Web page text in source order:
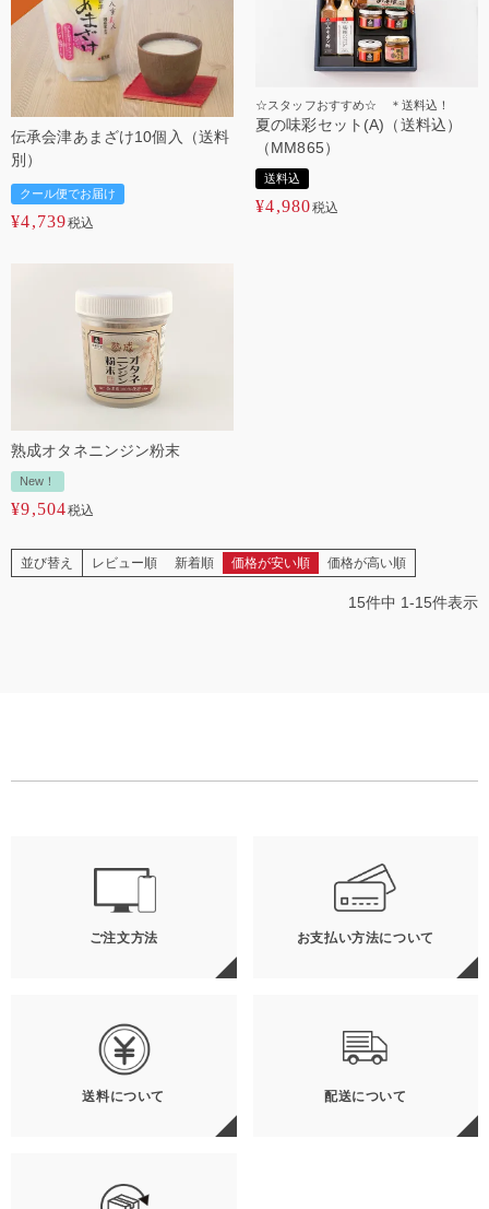
伝承会津あまざけ10個入（送料
別）
クール便でお届け
¥4,739税込
☆スタッフおすすめ☆ ＊送料込！
夏の味彩セット(A)（送料込）
（MM865）
送料込
¥4,980税込
熟成オタネニンジン粉末
New！
¥9,504税込
並び替え レビュー順 新着順 価格が安い順 価格が高い順
15件中 1-15件表示
ご注文方法 お支払い方法について
送料について 配送について